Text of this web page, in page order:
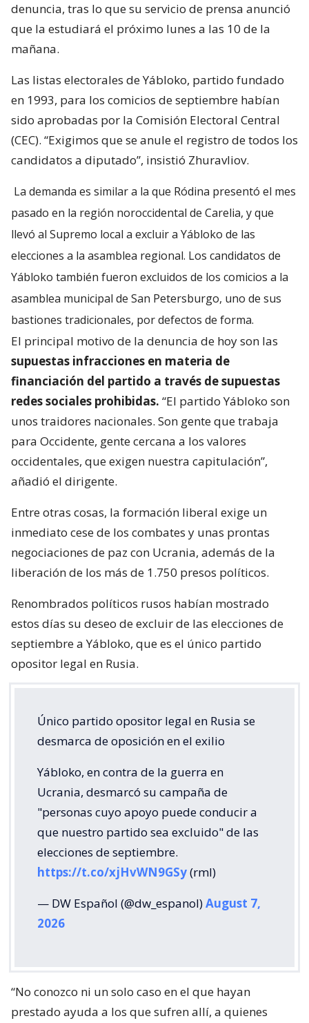
denuncia, tras lo que su servicio de prensa anunció
que la estudiará el próximo lunes a las 10 de la
mañana.
Las listas electorales de Yábloko, partido fundado
en 1993, para los comicios de septiembre habían
sido aprobadas por la Comisión Electoral Central
(CEC). “Exigimos que se anule el registro de todos los
candidatos a diputado”, insistió Zhuravliov.
La demanda es similar a la que Ródina presentó el mes
pasado en la región noroccidental de Carelia, y que
llevó al Supremo local a excluir a Yábloko de las
elecciones a la asamblea regional. Los candidatos de
Yábloko también fueron excluidos de los comicios a la
asamblea municipal de San Petersburgo, uno de sus
bastiones tradicionales, por defectos de forma.
El principal motivo de la denuncia de hoy son las
supuestas infracciones en materia de
financiación del partido a través de supuestas
redes sociales prohibidas. “El partido Yábloko son
unos traidores nacionales. Son gente que trabaja
para Occidente, gente cercana a los valores
occidentales, que exigen nuestra capitulación”,
añadió el dirigente.
Entre otras cosas, la formación liberal exige un
inmediato cese de los combates y unas prontas
negociaciones de paz con Ucrania, además de la
liberación de los más de 1.750 presos políticos.
Renombrados políticos rusos habían mostrado
estos días su deseo de excluir de las elecciones de
septiembre a Yábloko, que es el único partido
opositor legal en Rusia.
Único partido opositor legal en Rusia se
desmarca de oposición en el exilio
Yábloko, en contra de la guerra en
Ucrania, desmarcó su campaña de
"personas cuyo apoyo puede conducir a
que nuestro partido sea excluido" de las
elecciones de septiembre.
https://t.co/xjHvWN9GSy(rml)
— DW Español (@dw_espanol)August 7,
2026
“No conozco ni un solo caso en el que hayan
prestado ayuda a los que sufren allí, a quienes